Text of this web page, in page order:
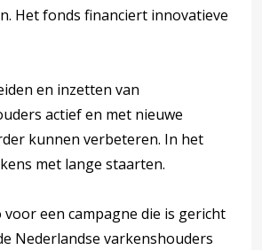
Het fonds financiert innovatieve
en inzetten van
actief en met nieuwe
kunnen verbeteren. In het
met lange staarten.
een campagne die is gericht
Nederlandse varkenshouders